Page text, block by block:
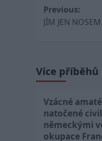
Post
Previous:
JÍM JEN
Více příběhů
Vzácné
natočené
německými
okupace